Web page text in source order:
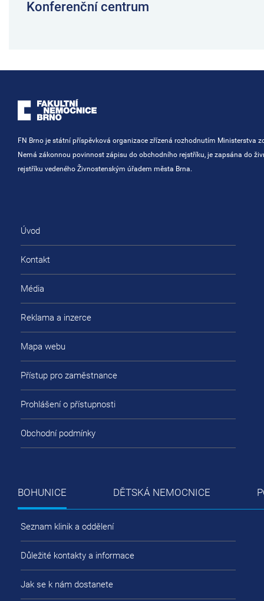
Konferenční centrum
FN Brno je státní příspěvková organizace zřízená rozhodnutím Ministerstva
Nemá zákonnou povinnost zápisu do obchodního rejstříku, je zapsána do
rejstříku vedeného Živnostenským úřadem města Brna.
Úvod
Kontakt
Média
Reklama a inzerce
Mapa webu
Přístup pro zaměstnance
Prohlášení o přístupnosti
Obchodní podmínky
BOHUNICE DĚTSKÁ NEMOCNICE
Seznam klinik a oddělení
Důležité kontakty a informace
Jak se k nám dostanete